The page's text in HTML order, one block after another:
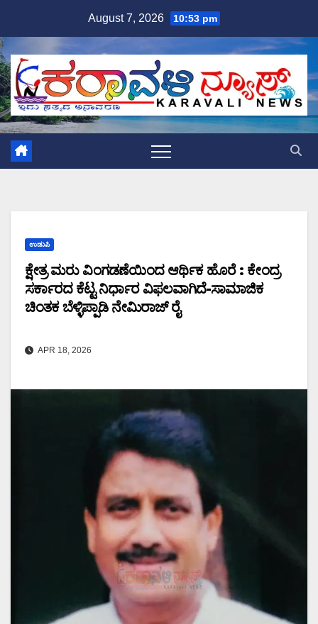
content
August 7, 2026 10:53 pm
ಉಡುಪಿ
ಕ್ಷೇತ್ರ ಮರು ವಿಂಗಡಣೆಯಿಂದ ಆರ್ಥಿಕ ಹೊರೆ : ಕೇಂದ್ರ
ಸರ್ಕಾರದ ಕೆಟ್ಟ ನಿರ್ಧಾರ ವಿಫಲವಾಗಿದೆ-ಸಾಮಾಜಿಕ
ಚಿಂತಕ ಬೆಳ್ಳಿಪ್ಪಾಡಿ ನೇಮಿರಾಜ್ ರೈ
APR 18, 2026